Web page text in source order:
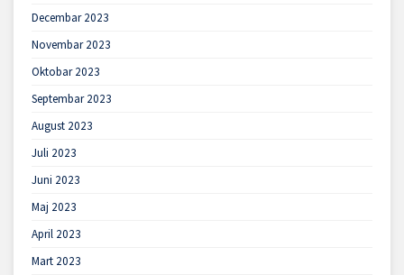
Decembar 2023
Novembar 2023
Oktobar 2023
Septembar 2023
August 2023
Juli 2023
Juni 2023
Maj 2023
April 2023
Mart 2023